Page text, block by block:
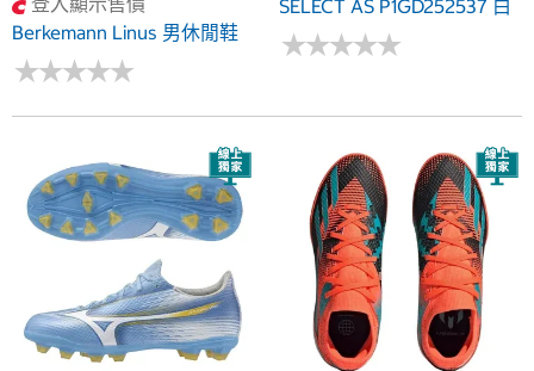
Berkemann Linus 男休閒鞋
★★★★★
★★★★★
SELECT AS P1GD252537 白
+綠
★★★★★
★★★★★